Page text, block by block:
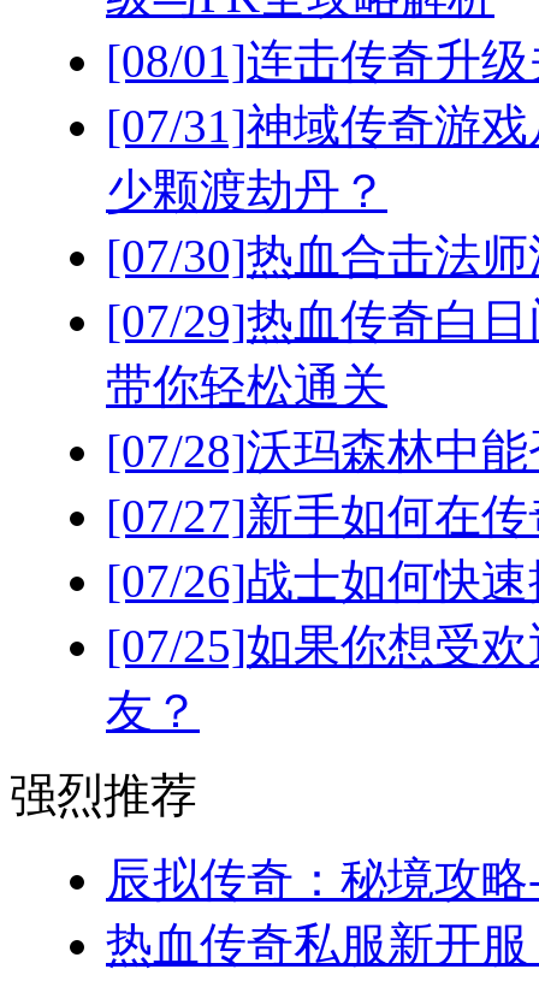
[08/01]连击传奇升
[07/31]神域传奇游
少颗渡劫丹？
[07/30]热血合击法
[07/29]热血传奇白
带你轻松通关
[07/28]沃玛森林中
[07/27]新手如何在
[07/26]战士如何快
[07/25]如果你想受
友？
强烈推荐
辰拟传奇：秘境攻
热血传奇私服新开